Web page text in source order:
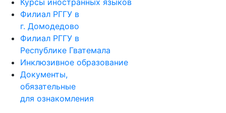
Курсы иностранных языков
Филиал РГГУ в
г. Домодедово
Филиал РГГУ в
Республике Гватемала
Инклюзивное образование
Документы,
обязательные
для ознакомления